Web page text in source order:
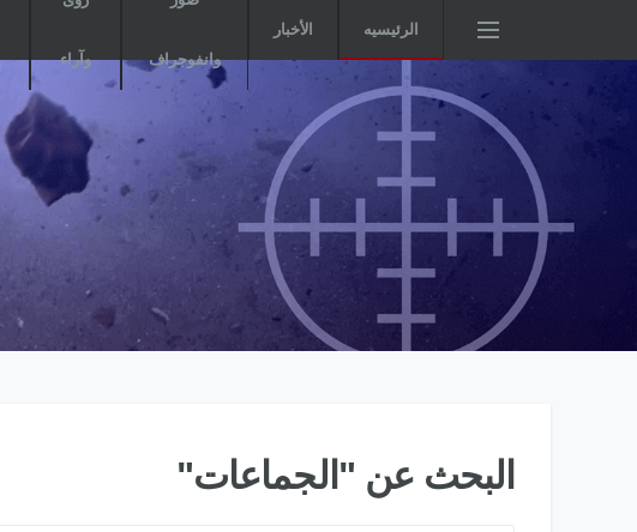
الرئيسيه الأخبار
وانفوجراف وآراء
البحث عن "الجماعات"